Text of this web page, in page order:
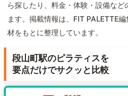
ら探したり、料金・体験・設備など
ます。掲載情報は、FIT PALETTE
材をもとに整理しています。
段山町駅のピラティスを
要点だけでサクッと比較